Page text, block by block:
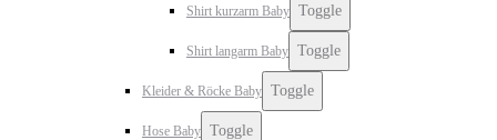
Shirt kurzarm Baby Toggle
Shirt langarm Baby Toggle
Kleider & Röcke Baby Toggle
Hose Baby Toggle